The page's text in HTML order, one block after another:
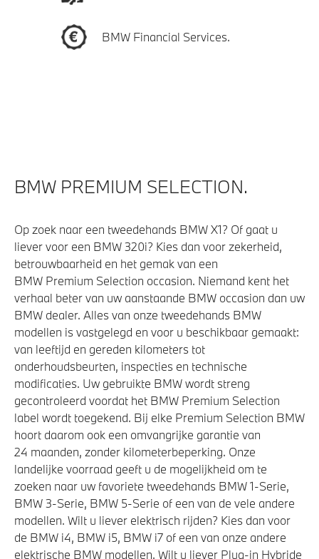
BMW Financial Services.
BMW PREMIUM SELECTION.
Op zoek naar een tweedehands BMW X1? Of gaat u
liever voor een BMW 320i? Kies dan voor zekerheid,
betrouwbaarheid en het gemak van een
BMW Premium Selection occasion. Niemand kent het
verhaal beter van uw aanstaande BMW occasion dan uw
BMW dealer. Alles van onze tweedehands BMW
modellen is vastgelegd en voor u beschikbaar gemaakt:
van leeftijd en gereden kilometers tot
onderhoudsbeurten, inspecties en technische
modificaties. Uw gebruikte BMW wordt streng
gecontroleerd voordat het BMW Premium Selection
label wordt toegekend. Bij elke Premium Selection BMW
hoort daarom ook een omvangrijke garantie van
24 maanden, zonder kilometerbeperking. Onze
landelijke voorraad geeft u de mogelijkheid om te
zoeken naar uw favoriete tweedehands BMW 1-Serie,
BMW 3-Serie, BMW 5-Serie of een van de vele andere
modellen. Wilt u liever elektrisch rijden? Kies dan voor
de BMW i4, BMW i5, BMW i7 of een van onze andere
elektrische BMW modellen. Wilt u liever Plug-in Hybride